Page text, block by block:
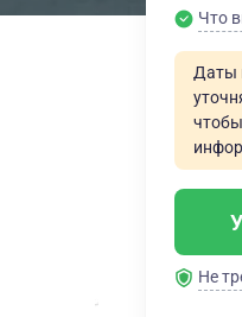
Что
Даты
Не